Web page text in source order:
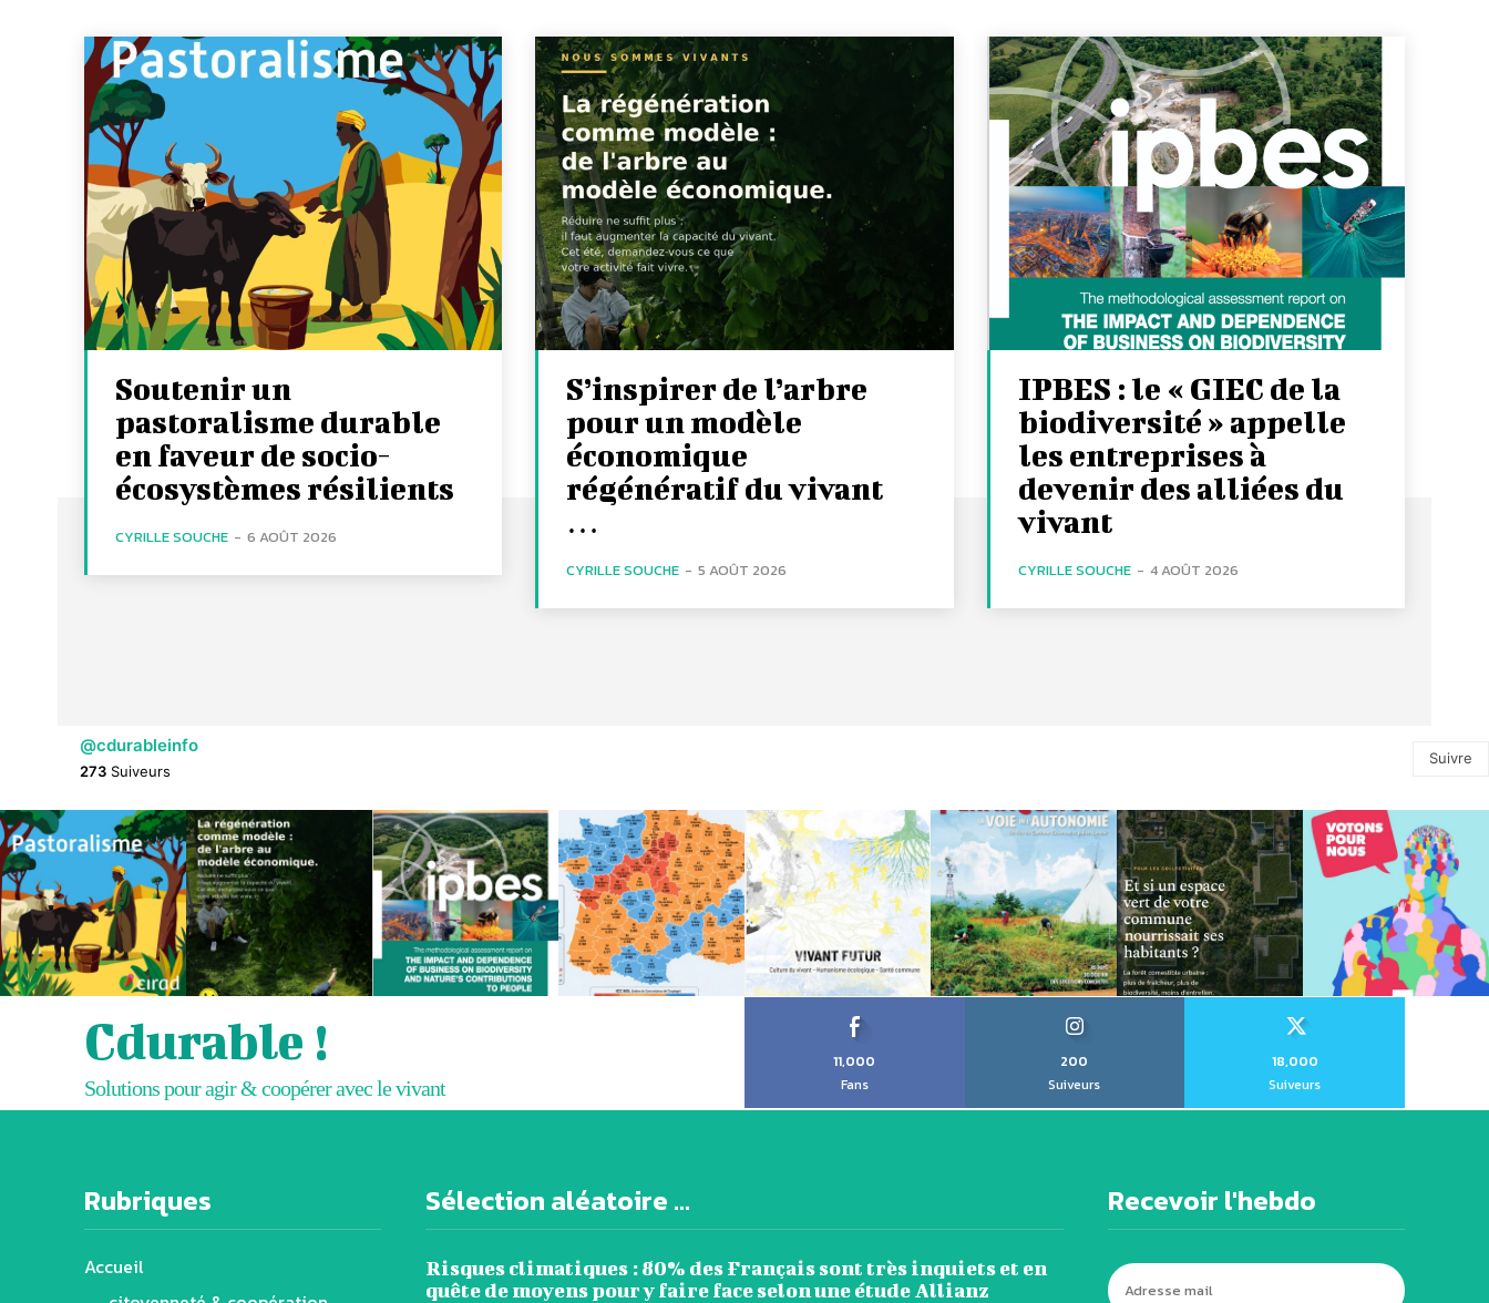
Soutenir un
pastoralisme durable
en faveur de socio-
écosystèmes résilients
CYRILLE SOUCHE - 6 AOÛT 2026
S’inspirer de l’arbre
pour un modèle
économique
régénératif du vivant
…
CYRILLE SOUCHE - 5 AOÛT 2026
IPBES : le « GIEC de la
biodiversité » appelle
les entreprises à
devenir des alliées du
vivant
CYRILLE SOUCHE - 4 AOÛT 2026
@cdurableinfo
273 Suiveurs
Suivre
Cdurable !
Solutions pour agir & coopérer avec le vivant
11,000
Fans
200
Suiveurs
18,000
Suiveurs
Rubriques
Accueil
Sélection aléatoire ...
Risques climatiques : 80% des Français sont très inquiets et en
quête de moyens pour y faire face selon une étude Allianz
Recevoir l'hebdo